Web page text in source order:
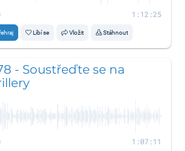
1:12:25
Líbí se Vložit Stáhnout
- Soustřeďte se na
1:07:11